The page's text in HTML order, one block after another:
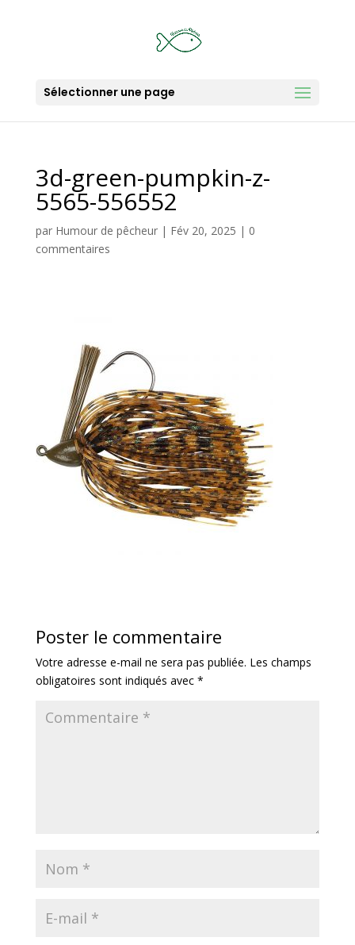
Sélectionner une page
3d-green-pumpkin-z-
5565-556552
par Humour de pêcheur| Fév 20, 2025 | 0
commentaires
Poster le commentaire
Votre adresse e-mail ne sera pas publiée. Les champs
obligatoires sont indiqués avec *